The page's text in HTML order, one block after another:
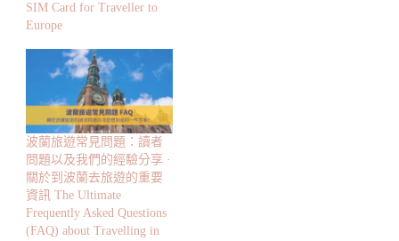
SIM Card for Traveller to
Europe
波蘭旅遊常見問題：讀者
問題以及我們的經驗分享 ·
關於到波蘭去旅遊的重要
資訊 The Ultimate
Frequently Asked Questions
(FAQ) about Travelling in